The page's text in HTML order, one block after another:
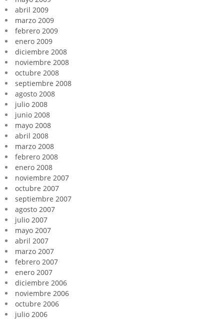
abril 2009
marzo 2009
febrero 2009
enero 2009
diciembre 2008
noviembre 2008
octubre 2008
septiembre 2008
agosto 2008
julio 2008
junio 2008
mayo 2008
abril 2008
marzo 2008
febrero 2008
enero 2008
noviembre 2007
octubre 2007
septiembre 2007
agosto 2007
julio 2007
mayo 2007
abril 2007
marzo 2007
febrero 2007
enero 2007
diciembre 2006
noviembre 2006
octubre 2006
julio 2006